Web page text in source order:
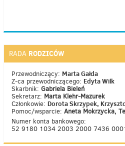
RADA RODZICÓW
Przewodniczący: Marta Gałda
Z-ca przewodniczącego: Edyta Wilk
Skarbnik: Gabriela Bieleń
Sekretarz: Marta Klehr-Mazurek
Członkowie: Dorota Skrzypek,
Pomoc/wsparcie: Aneta Mokrzycka,
Numer konta bankowego:
52 9180 1034 2003 2000 7436